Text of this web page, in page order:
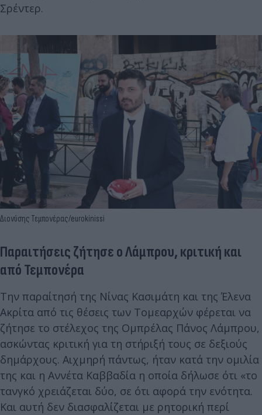
Σρέντερ.
Διονύσης Τεμπονέρας/eurokinissi
Παραιτήσεις ζήτησε ο Λάμπρου, κριτική και
από Τεμπονέρα
Την παραίτησή της Νίνας Κασιμάτη και της Έλενα
Ακρίτα από τις θέσεις των Τομεαρχών φέρεται να
ζήτησε το στέλεχος της Ομπρέλας Πάνος Λάμπρου,
ασκώντας κριτική για τη στήριξή τους σε δεξιούς
δημάρχους. Αιχμηρή πάντως, ήταν κατά την ομιλία
της και η Αννέτα Καββαδία η οποία δήλωσε ότι «το
τανγκό χρειάζεται δύο, σε ότι αφορά την ενότητα.
Και αυτή δεν διασφαλίζεται με ρητορική περί